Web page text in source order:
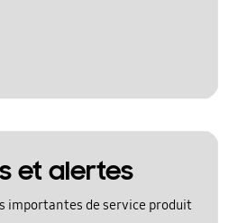
et alertes
importantes de service produit